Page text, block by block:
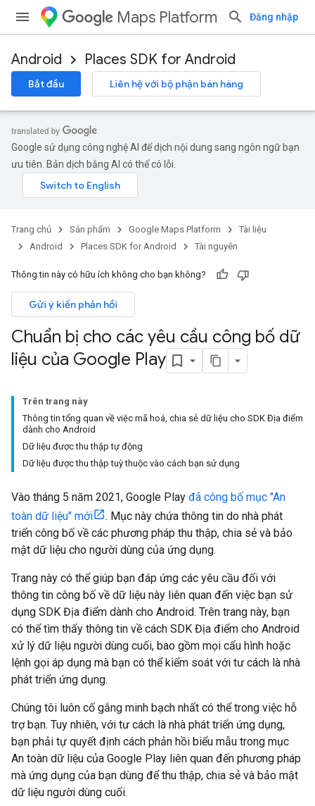
Maps Platform Đăng nhập
Android Places SDK for Android
Bắt đầu Liên hệ với bộ phận bán hàng
Google sử dụng công nghệ AI để dịch nội dung sang ngôn ngữ bạn
ưu tiên. Bản dịch bằng AI có thể có lỗi.
Trang chủ Sản phẩm Google Maps Platform
Tài liệu
Android
Places SDK for Android Tài nguyên
Thông tin này có hữu ích không cho bạn không?
Gửi ý kiến phản hồi
Chuẩn bị cho các yêu cầu công bố dữ
liệu của Google Play
Trên trang này
Thông tin tổng quan về việc mã hoá, chia sẻ dữ liệu cho SDK Địa điểm
dành cho Android
Dữ liệu được thu thập tự động
Dữ liệu được thu thập tuỳ thuộc vào cách bạn sử dụng
Vào tháng 5 năm 2021, Google Play đã công bố mục "An
toàn dữ liệu" mới
. Mục này chứa thông tin do nhà phát
triển công bố về các phương pháp thu thập, chia sẻ và bảo
mật dữ liệu cho người dùng của ứng dụng.
Trang này có thể giúp bạn đáp ứng các yêu cầu đối với
thông tin công bố về dữ liệu này liên quan đến việc bạn sử
dụng SDK Địa điểm dành cho Android. Trên trang này, bạn
có thể tìm thấy thông tin về cách SDK Địa điểm cho Android
xử lý dữ liệu người dùng cuối, bao gồm mọi cấu hình hoặc
lệnh gọi áp dụng mà bạn có thể kiểm soát với tư cách là nhà
phát triển ứng dụng.
Chúng tôi luôn cố gắng minh bạch nhất có thể trong việc hỗ
trợ bạn. Tuy nhiên, với tư cách là nhà phát triển ứng dụng,
bạn phải tự quyết định cách phản hồi biểu mẫu trong mục
An toàn dữ liệu của Google Play liên quan đến phương pháp
mà ứng dụng của bạn dùng để thu thập, chia sẻ và bảo mật
dữ liệu người dùng cuối.